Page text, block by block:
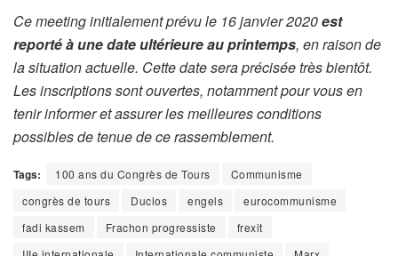
Ce meeting initialement prévu le 16 janvier 2020est
reporté à une date ultérieure au printemps, en raison de
la situation actuelle. Cette date sera précisée très bientôt.
Les inscriptions sont ouvertes, notamment pour vous en
tenir informer et assurer les meilleures conditions
possibles de tenue de ce rassemblement.
Tags: 100 ans du Congrès de Tours
Communisme
congrès de tours
Duclos engels
eurocommunisme
fadi kassem
Frachon progressiste
frexit